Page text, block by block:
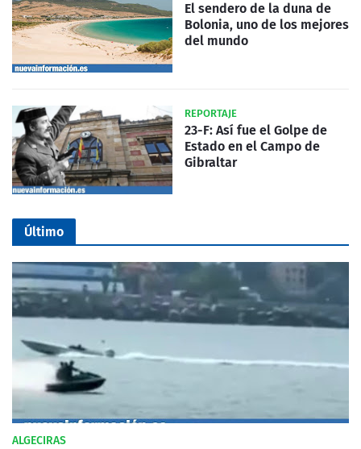
El sendero de la duna de
Bolonia, uno de los mejores
del mundo
REPORTAJE
23-F: Así fue el Golpe de
Estado en el Campo de
Gibraltar
Último
ALGECIRAS